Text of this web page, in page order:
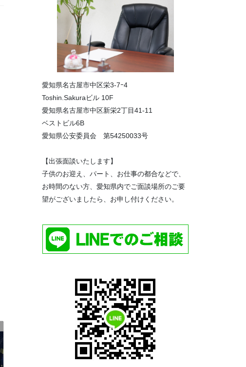
愛知県名古屋市中区栄3-7ｰ4
Toshin.Sakuraビル 10F
愛知県名古屋市中区新栄2丁目41-11
ベストビル6B
愛知県公安委員会 第54250033号
【出張面談いたします】
子供のお迎え、パート、お仕事の都合などで、
お時間のない方、愛知県内でご面談場所のご要
望がございましたら、お申し付けください。